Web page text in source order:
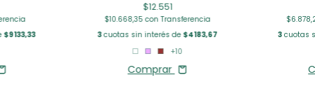
$9133,33
$12.551
$10.668,35con Transferencia
3cuotas sin interés de$4183,67
+10
Comprar
3 cuotas